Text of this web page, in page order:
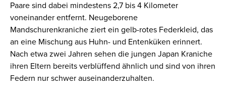
Paare sind dabei mindestens 2,7 bis 4 Kilometer
voneinander entfernt. Neugeborene
Mandschurenkraniche ziert ein gelb-rotes Federkleid, das
an eine Mischung aus Huhn- und Entenküken erinnert.
Nach etwa zwei Jahren sehen die jungen Japan Kraniche
ihren Eltern bereits verblüffend ähnlich und sind von ihren
Federn nur schwer auseinanderzuhalten.